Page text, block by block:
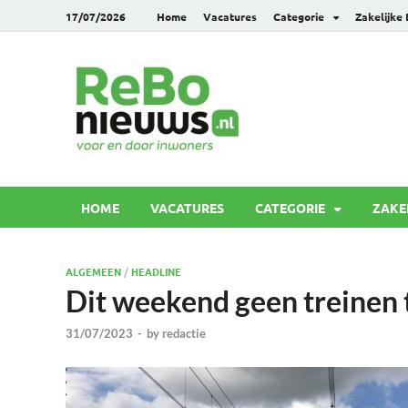
17/07/2026 Home Vacatures Categorie Zakelijke
HOME VACATURES CATEGORIE
ALGEMEEN / HEADLINE
Dit weekend geen treinen
31/07/2023 - by redactie